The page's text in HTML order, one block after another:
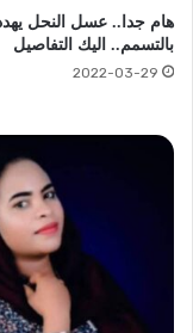
هام جدا.. عسل النحل
بالتسمم.. اليك التفاصيل
2022-03-29